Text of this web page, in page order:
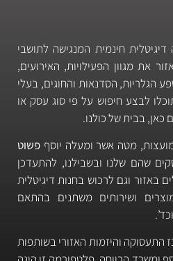
חינמית המנגישה לתושבי
את מגוון הפעילויות, האירועים,
הגלריות, הסדנאות והחוגים, בעלי
לבצע חיפוש על פי סוג עסק או
כאן, בבית של כולנו.
מטה אשר ומעלה יוסף פשוט
שהם שלנו ובשבילנו, להתעדכן
באזור וגם לרכוש בחנות דיגיטלית
ושירותים משתנים בהתאם
התעסוקה והיזמות האזורי בשותפות